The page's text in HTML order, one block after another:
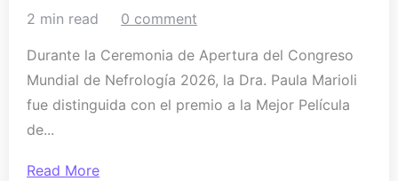
2 min read 0 comment
Durante la Ceremonia de Apertura del Congreso
Mundial de Nefrología 2026, la Dra. Paula Marioli
fue distinguida con el premio a la Mejor Película
de...
Read More